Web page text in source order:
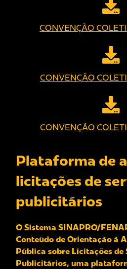
CONVENÇÃO
CONVENÇÃO
CONVENÇÃO
Plataforma de
licitações de
publicitários
O Sistema SINAPRO/
Conteúdo de Orientação à
Pública sobre Licitações de
Publicitários, uma